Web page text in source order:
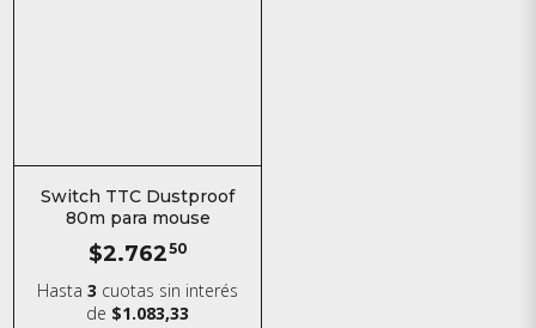
Switch TTC Dustproof
80m para mouse
$2.76250
Hasta3 cuotas sin interés
de $1.083,33